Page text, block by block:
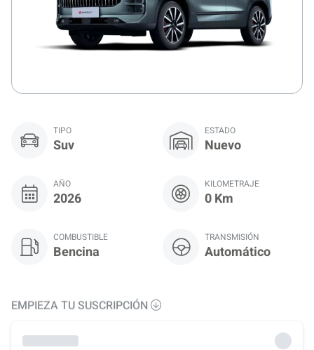
TIPO
Suv
ESTADO
Nuevo
AÑO
2026
KILOMETRAJE
0 Km
COMBUSTIBLE
Bencina
TRANSMISIÓN
Automático
EMPIEZA TU SUSCRIPCIÓN